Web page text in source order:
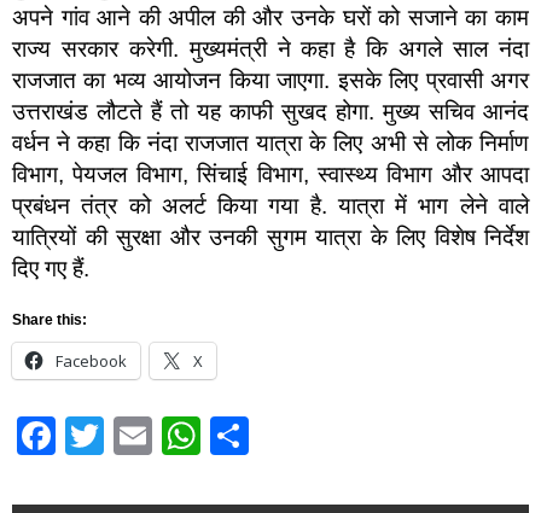
अपने गांव आने की अपील की और उनके घरों को सजाने का काम
राज्य सरकार करेगी. मुख्यमंत्री ने कहा है कि अगले साल नंदा
राजजात का भव्य आयोजन किया जाएगा. इसके लिए प्रवासी अगर
उत्तराखंड लौटते हैं तो यह काफी सुखद होगा. मुख्य सचिव आनंद
वर्धन ने कहा कि नंदा राजजात यात्रा के लिए अभी से लोक निर्माण
विभाग, पेयजल विभाग, सिंचाई विभाग, स्वास्थ्य विभाग और आपदा
प्रबंधन तंत्र को अलर्ट किया गया है. यात्रा में भाग लेने वाले
यात्रियों की सुरक्षा और उनकी सुगम यात्रा के लिए विशेष निर्देश
दिए गए हैं.
Share this:
Facebook X
Facebook
Twitter
EmailWhatsApp